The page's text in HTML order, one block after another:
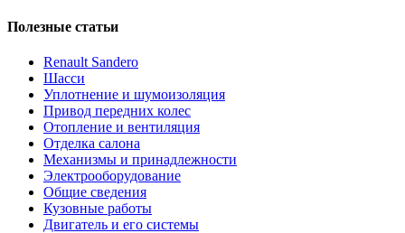
Полезные статьи
Renault Sandero
Шасси
Уплотнение и шумоизоляция
Привод передних колес
Отопление и вентиляция
Отделка салона
Механизмы и принадлежности
Электрооборудование
Общие сведения
Кузовные работы
Двигатель и его системы